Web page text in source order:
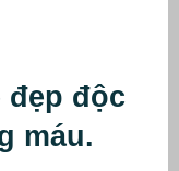
đẹp độc
máu.